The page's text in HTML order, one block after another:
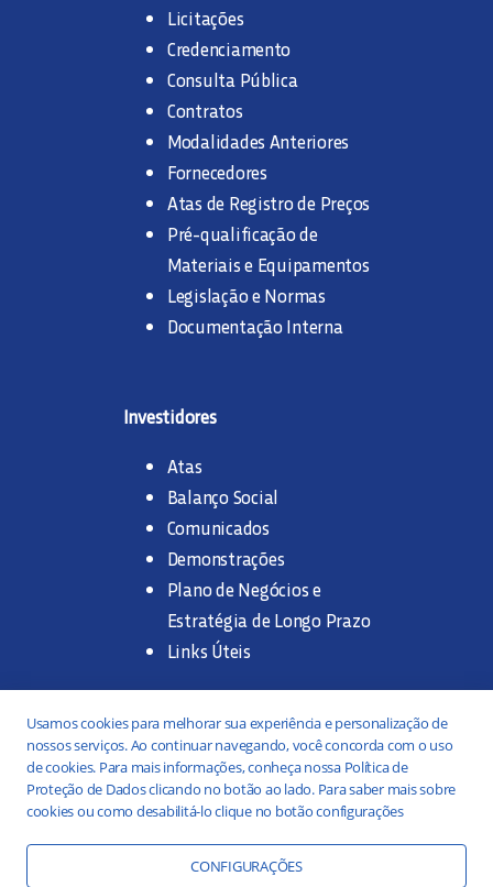
Licitações
Credenciamento
Consulta Pública
Contratos
Modalidades Anteriores
Fornecedores
Atas de Registro de Preços
Pré-qualificação de
Materiais e Equipamentos
Legislação e Normas
Documentação Interna
Investidores
Atas
Balanço Social
Comunicados
Demonstrações
Plano de Negócios e
Estratégia de Longo Prazo
Links Úteis
Trabalhe na SANASA
Concurso Público
Estágio
Portal da Transparência
Usamos cookies para melhorar sua experiência e personalização de
nossos serviços. Ao continuar navegando, você concorda com o uso
de cookies. Para mais informações, conheça nossa Política de
Proteção de Dados clicando no botão ao lado. Para saber mais sobre
cookies ou como desabilitá-lo clique no botão configurações
CONFIGURAÇÕES